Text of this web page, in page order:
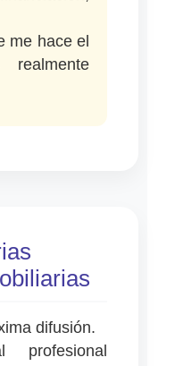
me hace el
realmente
difusión.